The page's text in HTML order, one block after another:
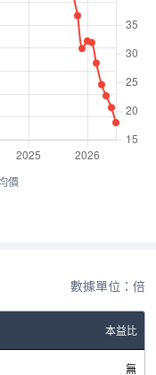
價
數據單位：倍
本益比
無